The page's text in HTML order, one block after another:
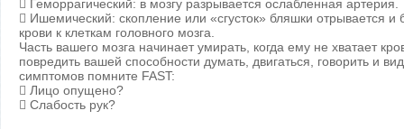
 Геморрагический: в мозгу разрывается ослабленная артерия.
 Ишемический: скопление или «сгусток» бляшки отрывается и
крови к клеткам головного мозга.
Часть вашего мозга начинает умирать, когда ему не хватает
повредить вашей способности думать, двигаться, говорить и
симптомов помните FAST:
 Лицо опущено?
 Слабость рук?